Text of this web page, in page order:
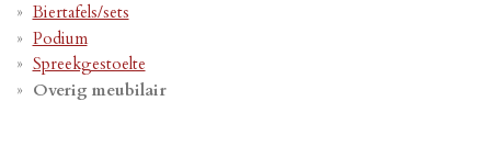
Biertafels/sets
Podium
Spreekgestoelte
Overig meubilair